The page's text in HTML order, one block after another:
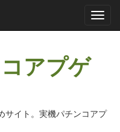
アプゲ
サイト。実機パチンコアプ